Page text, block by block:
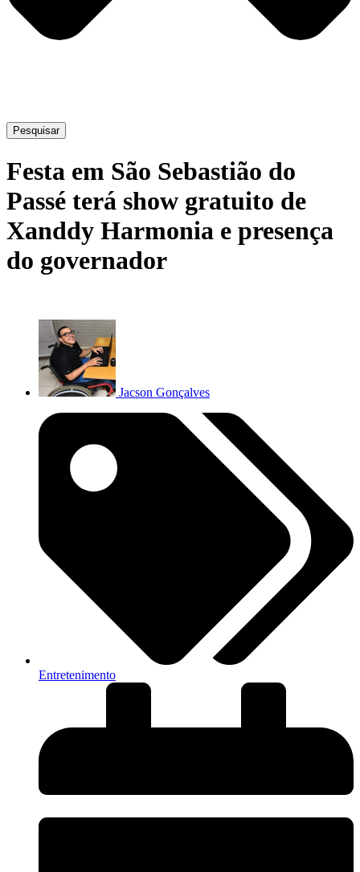
Pesquisar
Festa em São Sebastião do
Passé terá show gratuito de
Xanddy Harmonia e presença
do governador
Jacson Gonçalves
Entretenimento